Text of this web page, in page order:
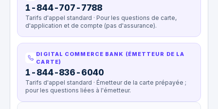
1-844-707-7788
Tarifs d'appel standard · Pour les questions de carte,
d'application et de compte (pas d'assurance).
DIGITAL COMMERCE BANK (ÉMETTEUR DE LA
CARTE)
1-844-836-6040
Tarifs d'appel standard · Émetteur de la carte prépayée ;
pour les questions liées à l'émetteur.